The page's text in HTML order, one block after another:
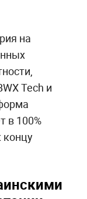
на
Tech и
в 100%
концу